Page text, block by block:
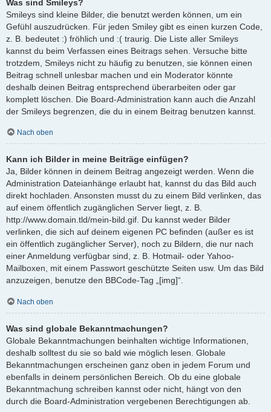
Was sind Smileys?
Smileys sind kleine Bilder, die benutzt werden können, um ein
Gefühl auszudrücken. Für jeden Smiley gibt es einen kurzen Code,
z. B. bedeutet :) fröhlich und :( traurig. Die Liste aller Smileys
kannst du beim Verfassen eines Beitrags sehen. Versuche bitte
trotzdem, Smileys nicht zu häufig zu benutzen, sie können einen
Beitrag schnell unlesbar machen und ein Moderator könnte
deshalb deinen Beitrag entsprechend überarbeiten oder gar
komplett löschen. Die Board-Administration kann auch die Anzahl
der Smileys begrenzen, die du in einem Beitrag benutzen kannst.
Nach oben
Kann ich Bilder in meine Beiträge einfügen?
Ja, Bilder können in deinem Beitrag angezeigt werden. Wenn die
Administration Dateianhänge erlaubt hat, kannst du das Bild auch
direkt hochladen. Ansonsten musst du zu einem Bild verlinken, das
auf einem öffentlich zugänglichen Server liegt, z. B.
http://www.domain.tld/mein-bild.gif. Du kannst weder Bilder
verlinken, die sich auf deinem eigenen PC befinden (außer es ist
ein öffentlich zugänglicher Server), noch zu Bildern, die nur nach
einer Anmeldung verfügbar sind, z. B. Hotmail- oder Yahoo-
Mailboxen, mit einem Passwort geschützte Seiten usw. Um das Bild
anzuzeigen, benutze den BBCode-Tag „[img]“.
Nach oben
Was sind globale Bekanntmachungen?
Globale Bekanntmachungen beinhalten wichtige Informationen,
deshalb solltest du sie so bald wie möglich lesen. Globale
Bekanntmachungen erscheinen ganz oben in jedem Forum und
ebenfalls in deinem persönlichen Bereich. Ob du eine globale
Bekanntmachung schreiben kannst oder nicht, hängt von den
durch die Board-Administration vergebenen Berechtigungen ab.